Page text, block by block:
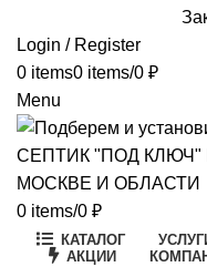
Login / Register
0 items0 items/0 ₽
Menu
0 items/0 ₽
КАТАЛОГ
АКЦИИ